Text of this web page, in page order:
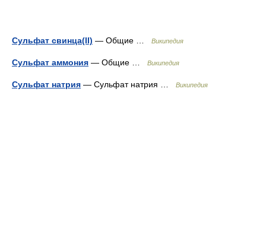
Сульфат свинца(II) — Общие … Википедия
Сульфат аммония — Общие … Википедия
Сульфат натрия — Сульфат натрия … Википедия